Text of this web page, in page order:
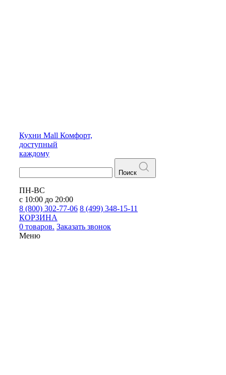
Кухни Mall Комфорт,
доступный
каждому
Поиск
ПН-ВС
с 10:00 до 20:00
8 (800) 302-77-06 8 (499) 348-15-11
КОРЗИНА
0 товаров. Заказать звонок
Меню